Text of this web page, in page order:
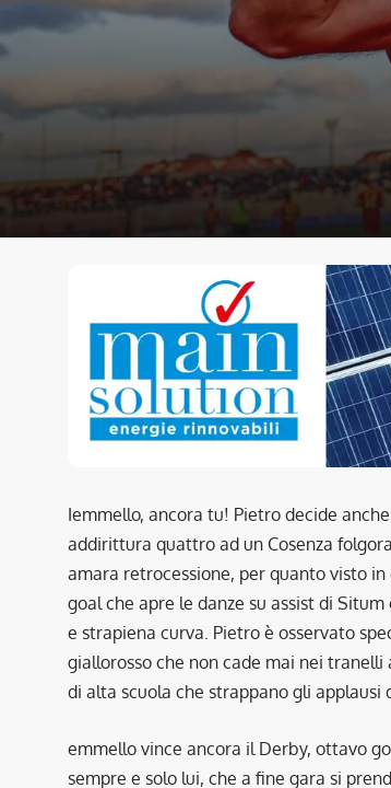
Iemmello, ancora tu! Pietro decide
addirittura quattro ad un Cosenza
amara retrocessione, per quanto visto
goal che apre le danze su assist di
e strapiena curva. Pietro è osservato
giallorosso che non cade mai nei
di alta scuola che strappano gli applausi
emmello vince ancora il Derby, ottavo
sempre e solo lui, che a fine gara si